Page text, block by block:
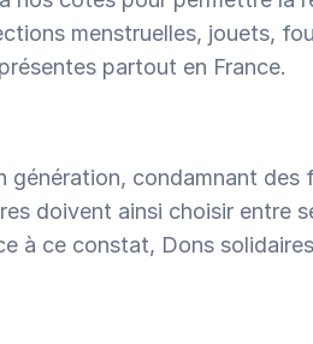
menstruelles, jouets,
partout en France.
condamnant des
doivent ainsi choisir entre
à ce constat, Dons